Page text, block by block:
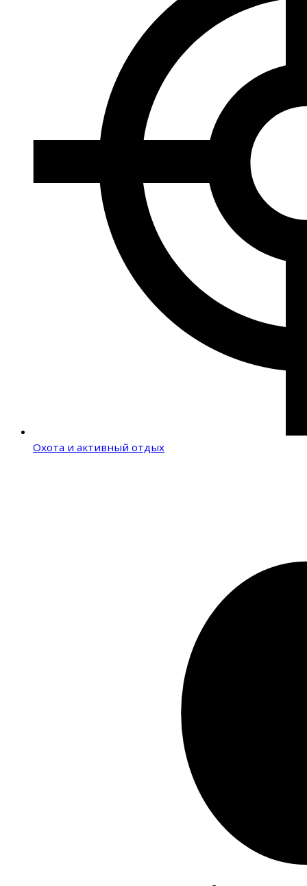
Охота и активный отдых